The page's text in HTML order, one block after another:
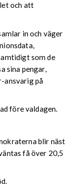
och att
in och väger
som de
sina pengar,
ansvarig på
före valdagen.
blir näst
få över 20,5